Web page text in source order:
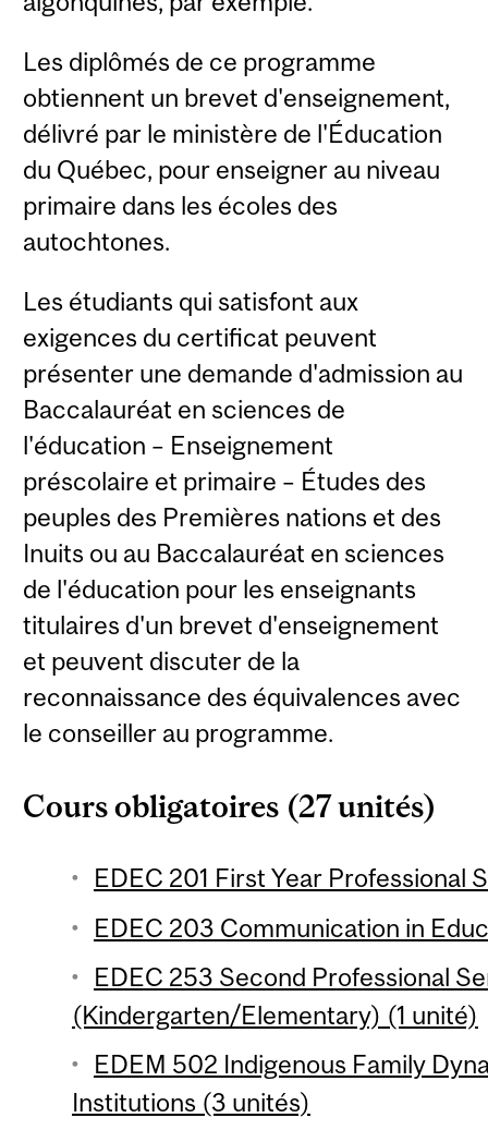
Les diplômés de ce programme
obtiennent un brevet d'enseignement,
délivré par le ministère de l'Éducation
du Québec, pour enseigner au niveau
primaire dans les écoles des
autochtones.
Les étudiants qui satisfont aux
exigences du certificat peuvent
présenter une demande d'admission au
Baccalauréat en sciences de
l'éducation – Enseignement
préscolaire et primaire – Études des
peuples des Premières nations et des
Inuits ou au Baccalauréat en sciences
de l'éducation pour les enseignants
titulaires d'un brevet d'enseignement
et peuvent discuter de la
reconnaissance des équivalences avec
le conseiller au programme.
Cours obligatoires (27 unités)
EDEC 201 First Year Professional
EDEC 203 Communication in
EDEC 253 Second Professional
(Kindergarten/Elementary) (1 unité)
EDEM 502 Indigenous Family
Institutions (3 unités)